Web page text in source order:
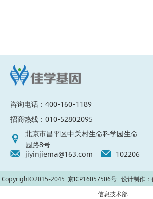
咨询电话：400-160-1189
招商热线：010-52802095
北京市昌平区中关村生命科学园生命
园路8号
jiyinjiema@163.com
102206
Copyright©2015-2045 京ICP16057506号 设计制作
信息技术部